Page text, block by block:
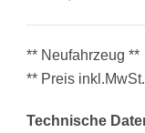
war:
** Neufahrzeug **
** Preis
Technische